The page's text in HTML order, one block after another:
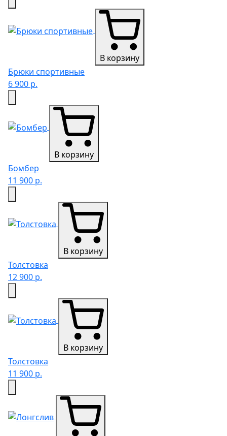
В корзину
Брюки спортивные
6 900 р.
В корзину
Бомбер
11 900 р.
В корзину
Толстовка
12 900 р.
В корзину
Толстовка
11 900 р.